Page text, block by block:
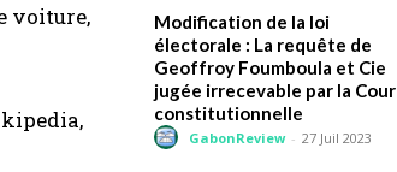
voiture,
Modification de la loi
électorale : La requête de
Geoffroy Foumboula et Cie
jugée irrecevable par la Cour
constitutionnelle
GabonReview - 27 Juil 2023